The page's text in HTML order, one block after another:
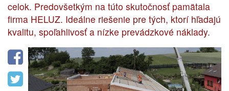
celok. Predovšetkým na túto skutočnosť pamätala
firma HELUZ. Ideálne riešenie pre tých, ktorí hľadajú
kvalitu, spoľahlivosť a nízke prevádzkové náklady.